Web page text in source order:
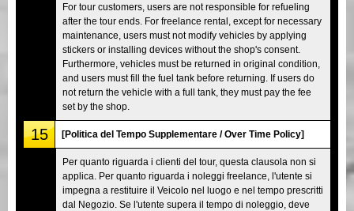
For tour customers, users are not responsible for refueling
after the tour ends. For freelance rental, except for necessary
maintenance, users must not modify vehicles by applying
stickers or installing devices without the shop's consent.
Furthermore, vehicles must be returned in original condition,
and users must fill the fuel tank before returning. If users do
not return the vehicle with a full tank, they must pay the fee
set by the shop.
15 [Politica del Tempo Supplementare / Over Time Policy]
Per quanto riguarda i clienti del tour, questa clausola non si
applica. Per quanto riguarda i noleggi freelance, l'utente si
impegna a restituire il Veicolo nel luogo e nel tempo prescritti
dal Negozio. Se l'utente supera il tempo di noleggio, deve